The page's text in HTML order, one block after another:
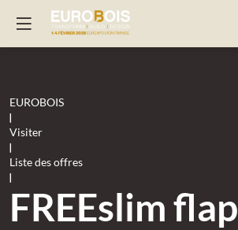
EUROBOIS
|
Visiter
|
Liste des offres
|
FREEslim flap